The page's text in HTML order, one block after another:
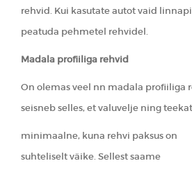
rehvid. Kui kasutate autot vaid
peatuda pehmetel rehvidel.
Madala profiiliga rehvid
On olemas veel nn madala profiiliga
seisneb selles, et valuvelje ning
minimaalne, kuna rehvi paksus on
suhteliselt väike. Sellest saame